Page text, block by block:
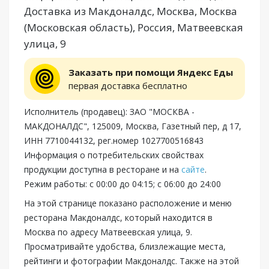
Доставка из Макдоналдс, Москва, Москва
(Московская область), Россия, Матвеевская
улица, 9
Заказать при помощи Яндекс Еды
первая доставка бесплатно
Исполнитель (продавец): ЗАО "МОСКВА -
МАКДОНАЛДС", 125009, Москва, Газетный пер, д 17,
ИНН 7710044132, рег.номер 1027700516843
Информация о потребительских свойствах
продукции доступна в ресторане и на сайте.
Режим работы: с 00:00 до 04:15; с 06:00 до 24:00
На этой странице показано расположение и меню
ресторана Макдоналдс, который находится в
Москва по адресу Матвеевская улица, 9.
Просматривайте удобства, близлежащие места,
рейтинги и фотографии Макдоналдс. Также на этой